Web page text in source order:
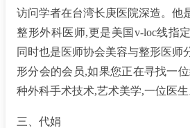
访问学者在台湾长庚医院深造。他
整形外科医师,更是美国v-loc线指
同时也是医师协会美容与整形医师
形分会的会员,如果您正在寻找一
种外科手术技术,艺术美学,一位医生
三、代娟